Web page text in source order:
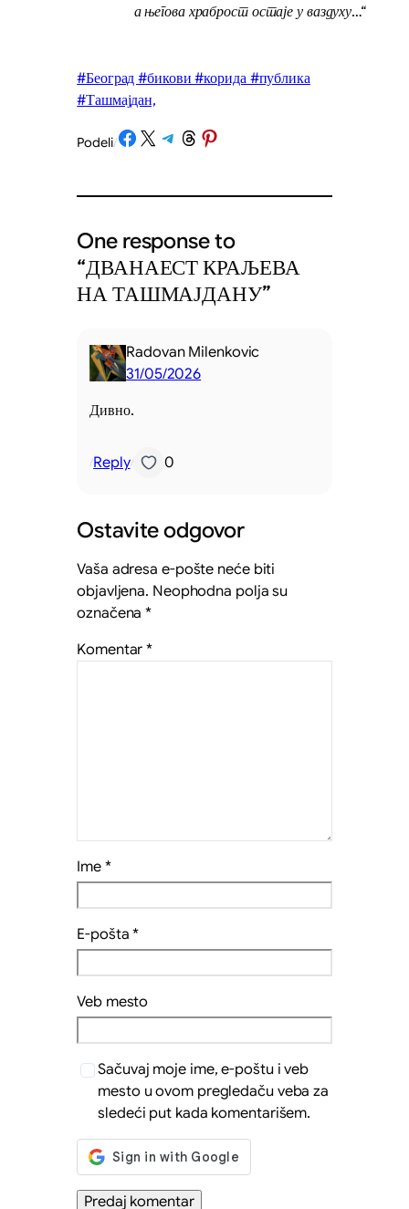
а његова храброст остаје у ваздуху…“
#Београд #бикови #корида #публика
#Ташмајдан,
Podeli/Share on Facebook
Share on X Share on Telegram
Share on Threads
Share on Pinterest
One response to
“ДВАНАЕСТ КРАЉЕВА
НА ТАШМАЈДАНУ”
Radovan Milenkovic
31/05/2026
Дивно.
/Reply/ 0
Ostavite odgovor
Vaša adresa e-pošte neće biti
objavljena. Neophodna polja su
označena*
Komentar*
Ime *
E-pošta*
Veb mesto
Sačuvaj moje ime, e-poštu i veb
mesto u ovom pregledaču veba za
sledeći put kada komentarišem.